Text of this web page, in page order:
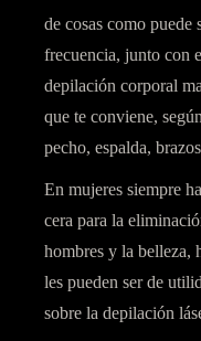
de cosas como
frecuencia, junto con
depilación corporal
que te conviene,
pecho, espalda,
En mujeres siempre
cera para la
hombres y la belleza,
les pueden ser de
sobre la depilación